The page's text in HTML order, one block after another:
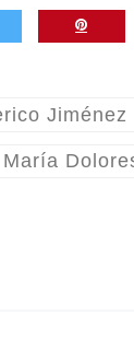
Jiménez
María